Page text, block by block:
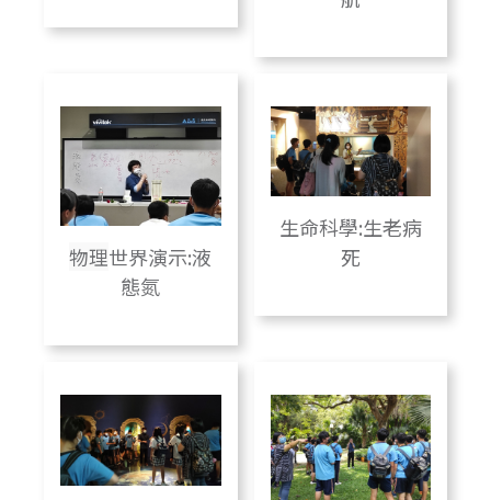
物理世界演示:液
態氮
生命科學:生老病
死